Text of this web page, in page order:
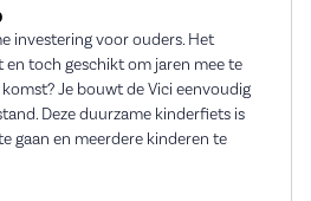
investering voor ouders. Het
toch geschikt om jaren mee te
Je bouwt de Vici eenvoudig
Deze duurzame kinderfiets is
gaan en meerdere kinderen te